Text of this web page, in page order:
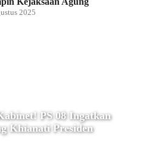
2025
PS 08 Ingatkan
Khianati Presiden